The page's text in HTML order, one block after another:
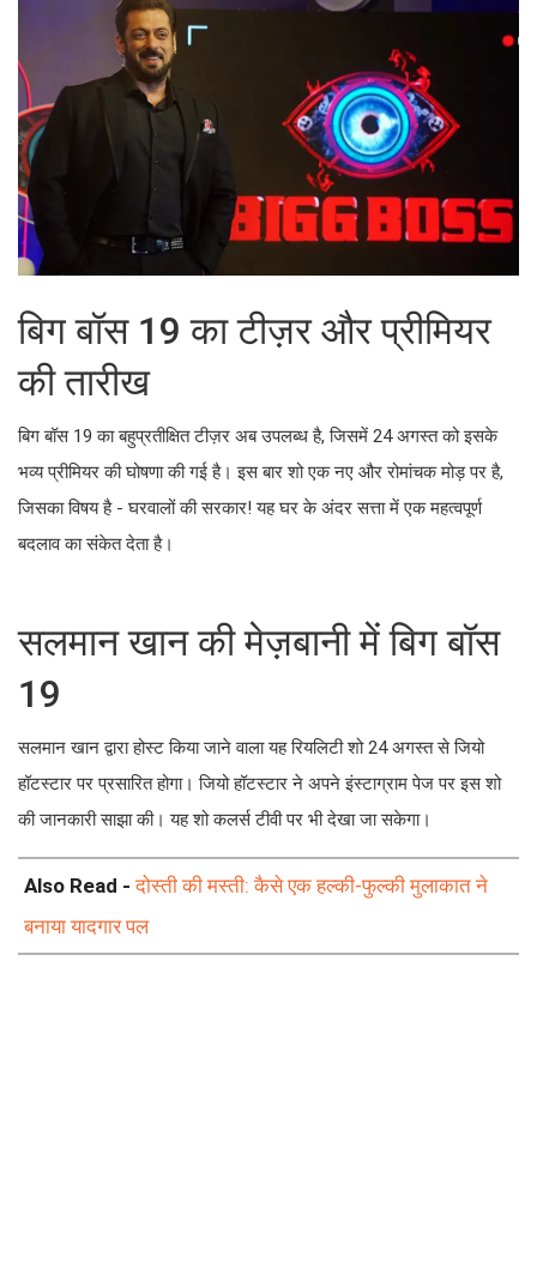
बिग बॉस 19 का टीज़र और प्रीमियर
की तारीख
बिग बॉस 19 का बहुप्रतीक्षित टीज़र अब उपलब्ध है, जिसमें 24 अगस्त को इसके
भव्य प्रीमियर की घोषणा की गई है। इस बार शो एक नए और रोमांचक मोड़ पर है,
जिसका विषय है - घरवालों की सरकार! यह घर के अंदर सत्ता में एक महत्वपूर्ण
बदलाव का संकेत देता है।
सलमान खान की मेज़बानी में बिग बॉस
19
सलमान खान द्वारा होस्ट किया जाने वाला यह रियलिटी शो 24 अगस्त से जियो
हॉटस्टार पर प्रसारित होगा। जियो हॉटस्टार ने अपने इंस्टाग्राम पेज पर इस शो
की जानकारी साझा की। यह शो कलर्स टीवी पर भी देखा जा सकेगा।
Also Read -दोस्ती की मस्ती: कैसे एक हल्की-फुल्की मुलाकात ने
बनाया यादगार पल